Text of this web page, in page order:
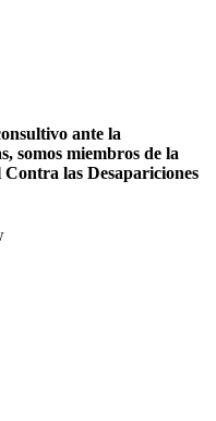
ante la
somos miembros de la
las Desapariciones